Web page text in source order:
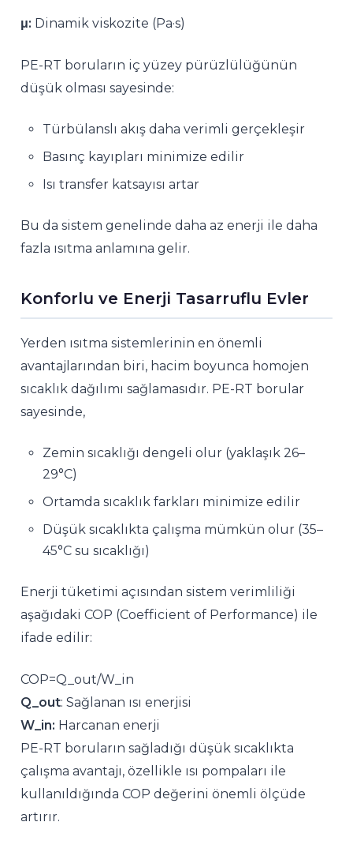
μ: Dinamik viskozite (Pa·s)
PE-RT boruların iç yüzey pürüzlülüğünün
düşük olması sayesinde:
Türbülanslı akış daha verimli gerçekleşir
Basınç kayıpları minimize edilir
Isı transfer katsayısı artar
Bu da sistem genelinde daha az enerji ile daha
fazla ısıtma anlamına gelir.
Konforlu ve Enerji Tasarruflu Evler
Yerden ısıtma sistemlerinin en önemli
avantajlarından biri, hacim boyunca homojen
sıcaklık dağılımı sağlamasıdır. PE-RT borular
sayesinde,
Zemin sıcaklığı dengeli olur (yaklaşık 26–
29°C)
Ortamda sıcaklık farkları minimize edilir
Düşük sıcaklıkta çalışma mümkün olur (35–
45°C su sıcaklığı)
Enerji tüketimi açısından sistem verimliliği
aşağıdaki COP (Coefficient of Performance) ile
ifade edilir:
COP=Q_out/W_in
Q_out: Sağlanan ısı enerjisi
W_in: Harcanan enerji
PE-RT boruların sağladığı düşük sıcaklıkta
çalışma avantajı, özellikle ısı pompaları ile
kullanıldığında COP değerini önemli ölçüde
artırır.